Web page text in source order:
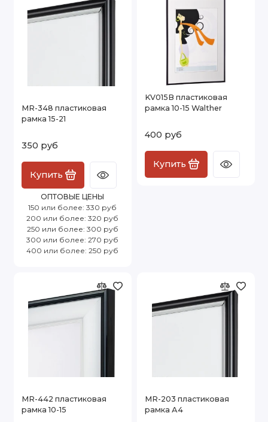
MR-348 пластиковая
рамка 15-21
350 руб
Купить
ОПТОВЫЕ ЦЕНЫ
150 или более: 330 руб
200 или более: 320 руб
250 или более: 300 руб
300 или более: 270 руб
400 или более: 250 руб
KV015B пластиковая
рамка 10-15 Walther
400 руб
Купить
MR-442 пластиковая
рамка 10-15
MR-203 пластиковая
рамка А4